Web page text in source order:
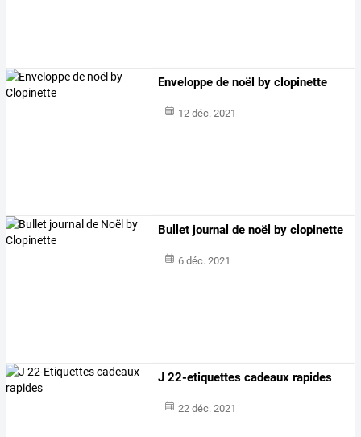
Enveloppe de noël by clopinette
12 déc. 2021
Bullet journal de noël by clopinette
6 déc. 2021
J 22-etiquettes cadeaux rapides
22 déc. 2021